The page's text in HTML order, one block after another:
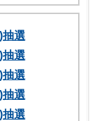
選
選
選
選
選